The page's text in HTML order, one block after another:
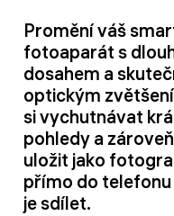
Promění váš
fotoaparát s
dosahem a
optickým
si vychutnávat
pohledy a
uložit jako
přímo do
je sdílet.